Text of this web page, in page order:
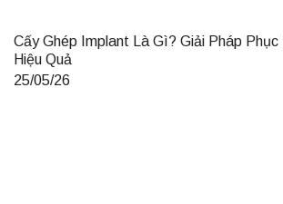
Cấy Ghép Implant Là Gì? Giải Pháp Phục
Hiệu Quả
25/05/26